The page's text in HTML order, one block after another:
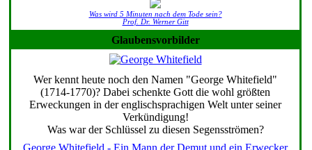
Was wird 5 Minuten nach dem Tode sein?
Prof. Dr. Werner Gitt
Glaubensvorbilder
Wer kennt heute noch den Namen "George Whitefield"
(1714-1770)? Dabei schenkte Gott die wohl größten
Erweckungen in der englischsprachigen Welt unter seiner
Verkündigung!
Was war der Schlüssel zu diesen Segensströmen?
George Whitefield - Ein Mann der Demut und ein Erwecker